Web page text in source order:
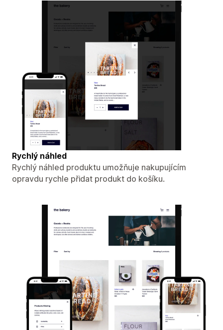
Rychlý náhled
Rychlý náhled produktu umožňuje nakupujícím
opravdu rychle přidat produkt do košíku.